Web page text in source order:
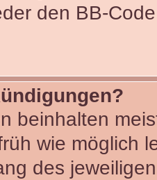
den BB-
beinhalten
wie möglich
des